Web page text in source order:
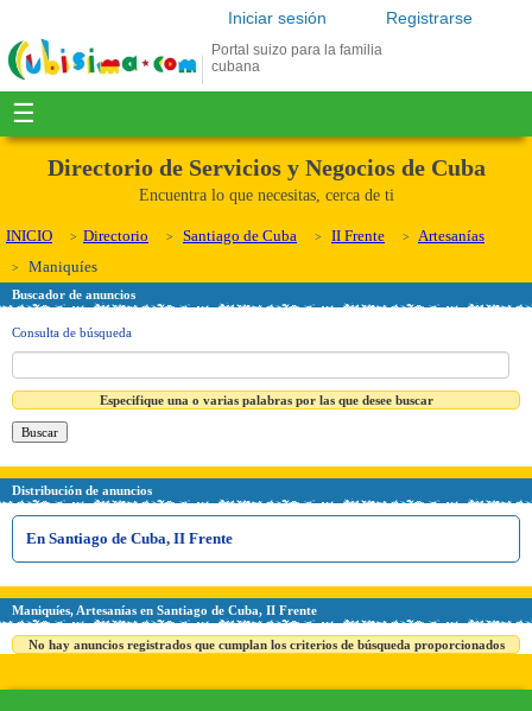
Registrarse
Iniciar sesión
Portal suizo para la familia
cubana
☰
Directorio de Servicios y Negocios de Cuba
Encuentra lo que necesitas, cerca de ti
INICIO Directorio Santiago de Cuba II Frente
Artesanías
Maniquíes
Buscador de anuncios
Consulta de búsqueda
Especifique una o varias palabras por las que desee buscar
Distribución de anuncios
En Santiago de Cuba, II Frente
Maniquíes, Artesanías en Santiago de Cuba, II Frente
No hay anuncios registrados que cumplan los criterios de búsqueda proporcionados